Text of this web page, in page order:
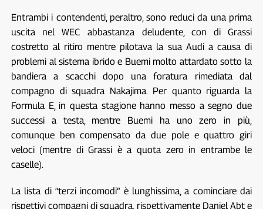
Entrambi i contendenti, peraltro, sono reduci da una prima
uscita nel WEC abbastanza deludente, con di Grassi
costretto al ritiro mentre pilotava la sua Audi a causa di
problemi al sistema ibrido e Buemi molto attardato sotto la
bandiera a scacchi dopo una foratura rimediata dal
compagno di squadra Nakajima. Per quanto riguarda la
Formula E, in questa stagione hanno messo a segno due
successi a testa, mentre Buemi ha uno zero in più,
comunque ben compensato da due pole e quattro giri
veloci (mentre di Grassi è a quota zero in entrambe le
caselle).
La lista di “terzi incomodi” è lunghissima, a cominciare dai
rispettivi compagni di squadra, rispettivamente Daniel Abt e